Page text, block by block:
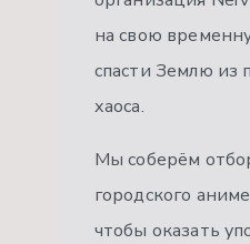
на свою
спасти Землю из
хаоса.
Мы соберём
городского
чтобы оказать